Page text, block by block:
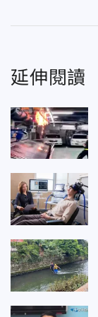
延伸閱讀